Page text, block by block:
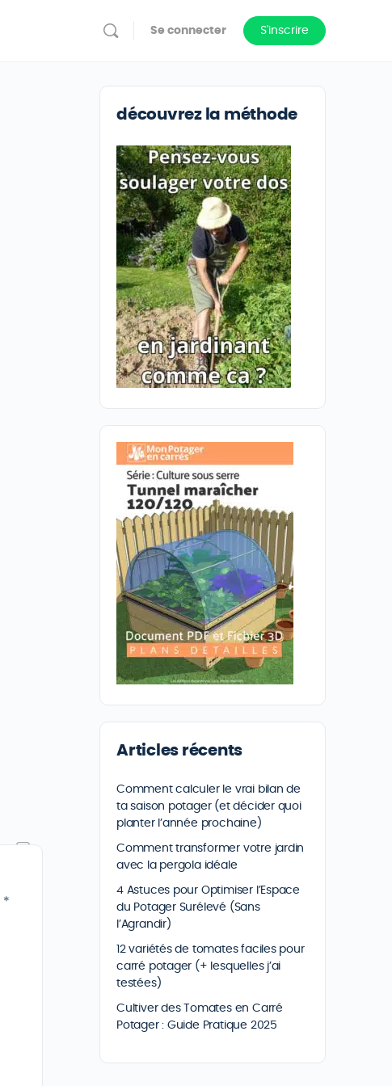
Se connecter S'inscrire
*
découvrez la méthode
Articles récents
Comment calculer le vrai bilan de
ta saison potager (et décider quoi
planter l’année prochaine)
Comment transformer votre jardin
avec la pergola idéale
4 Astuces pour Optimiser l’Espace
du Potager Surélevé (Sans
l’Agrandir)
12 variétés de tomates faciles pour
carré potager (+ lesquelles j’ai
testées)
Cultiver des Tomates en Carré
Potager : Guide Pratique 2025